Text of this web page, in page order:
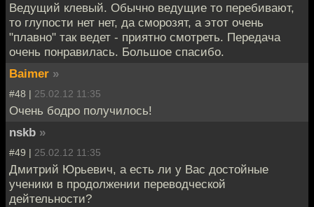
Ведущий клевый. Обычно ведущие то перебивают,
то глупости нет нет, да сморозят, а этот очень
"плавно" так ведет - приятно смотреть. Передача
очень понравилась. Большое спасибо.
Baimer »
#48 | 25.02.12 11:35
Очень бодро получилось!
nskb »
#49 | 25.02.12 11:35
Дмитрий Юрьевич, а есть ли у Вас достойные
ученики в продолжении переводческой
дейтельности?